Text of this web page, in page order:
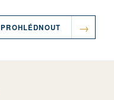
PROHLÉDNOUT